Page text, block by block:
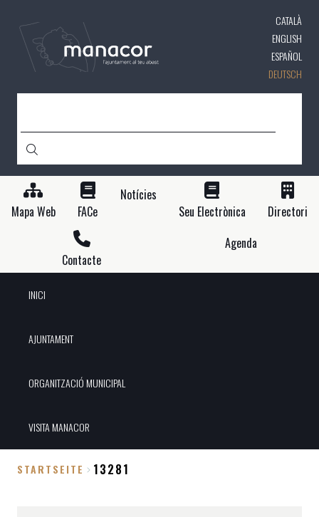
CATALÀ
ENGLISH
ESPAÑOL
DEUTSCH
Mapa Web FACe
Notícies
Seu Electrònica
Directori
Contacte
Agenda
INICI
AJUNTAMENT
ORGANITZACIÓ MUNICIPAL
VISITA MANACOR
STARTSEITE 13281